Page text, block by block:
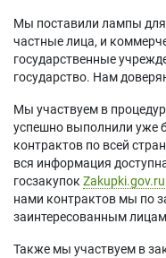
Мы поставили лампы для
частные лица, и
государственные
государство. Нам
Мы участвуем в
успешно выполнили уже
контрактов по всей
вся информация
госзакупок
нами контрактов мы по
заинтересованным
Также мы участвуем в